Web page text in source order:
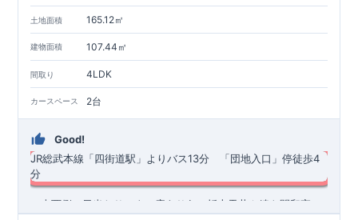
土地面積 165.12㎡
建物面積 107.44㎡
間取り 4LDK
カースペース 2台
Good!
JR総武本線「四街道駅」よりバス13分 「団地入口」停徒歩4
分
​・南西側に日当たりのよい庭あり♪ ・折上天井や続き間和室で